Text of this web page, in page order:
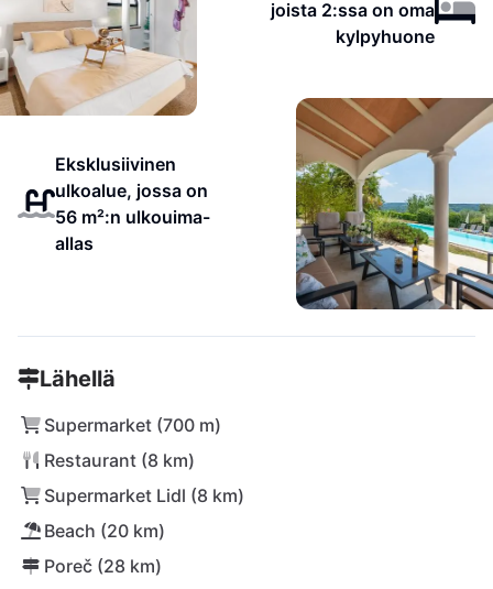
joista 2:ssa on oma
kylpyhuone
Eksklusiivinen
ulkoalue, jossa on
56 m²:n ulkouima-
allas
Lähellä
Supermarket (700 m)
Restaurant (8 km)
Supermarket Lidl (8 km)
Beach (20 km)
Poreč (28 km)